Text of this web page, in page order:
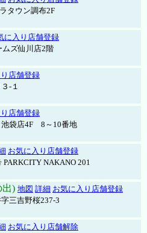
タウン調布2F
に入り店舗登録
ムズ仙川店2階
店舗登録
-１
店舗登録
袋店4F 8～10番地
お気に入り店舗登録
NAKANO 201
出) 地図 詳細 お気に入り店舗登録
三吉野桜237-3
お気に入り店舗解除